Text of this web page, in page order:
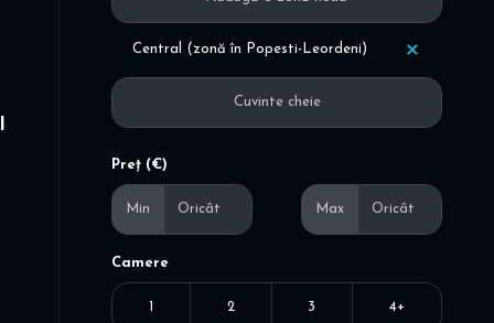
Central (zonă în Popesti-Leordeni)
Preț (€)
Min Max
Camere
1 2 3 4+